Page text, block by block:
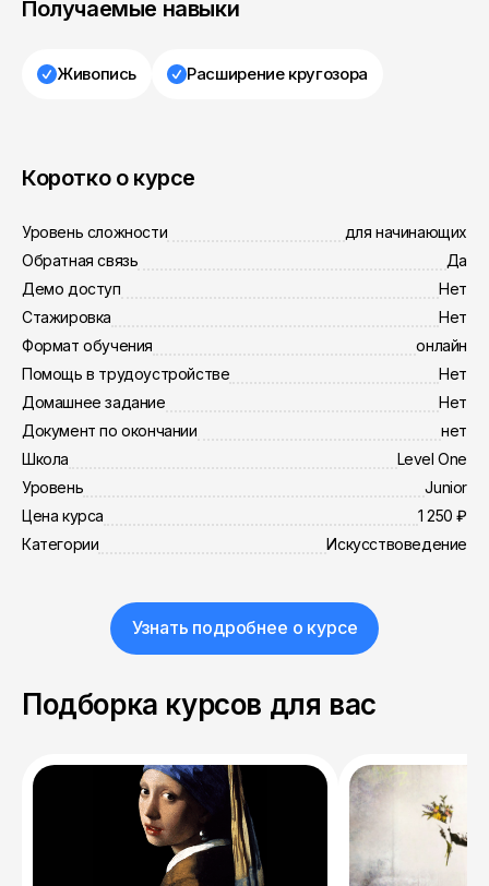
Получаемые навыки
Живопись Расширение кругозора
Коротко о курсе
Уровень сложности
для начинающих
Обратная связь
Да
Демо доступ
Нет
Стажировка
Нет
Формат обучения
онлайн
Помощь в трудоустройстве
Нет
Домашнее задание
Нет
Документ по окончании
нет
Школа
Level One
Уровень
Junior
Цена курса
1 250 ₽
Категории
Искусствоведение
Узнать подробнее о курсе
Подборка курсов для вас